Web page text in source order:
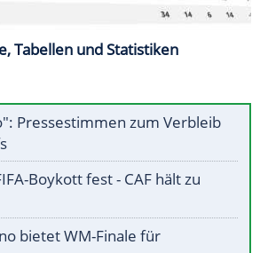
Tabellen und Statistiken
Pressestimmen zum Verbleib
Boykott fest - CAF hält zu
bietet WM-Finale für